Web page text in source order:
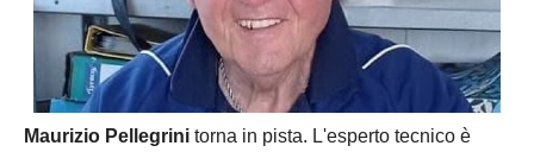
Maurizio Pellegrini torna in pista. L'esperto tecnico è